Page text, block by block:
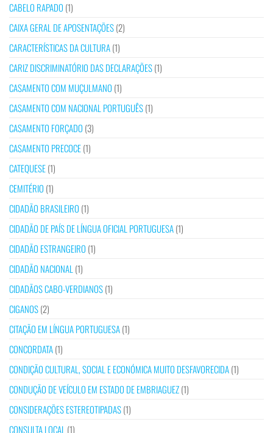
CABELO RAPADO (1)
CAIXA GERAL DE APOSENTAÇÕES(2)
CARACTERÍSTICAS DA CULTURA(1)
CARIZ DISCRIMINATÓRIO DAS DECLARAÇÕES(1)
CASAMENTO COM MUÇULMANO (1)
CASAMENTO COM NACIONAL PORTUGUÊS(1)
CASAMENTO FORÇADO (3)
CASAMENTO PRECOCE(1)
CATEQUESE(1)
CEMITÉRIO (1)
CIDADÃO BRASILEIRO (1)
CIDADÃO DE PAÍS DE LÍNGUA OFICIAL PORTUGUESA(1)
CIDADÃO ESTRANGEIRO (1)
CIDADÃO NACIONAL (1)
CIDADÃOS CABO-VERDIANOS(1)
CIGANOS(2)
CITAÇÃO EM LÍNGUA PORTUGUESA(1)
CONCORDATA(1)
CONDIÇÃO CULTURAL, SOCIAL E ECONÓMICA MUITO DESFAVORECIDA(1)
CONDUÇÃO DE VEÍCULO EM ESTADO DE EMBRIAGUEZ(1)
CONSIDERAÇÕES ESTEREOTIPADAS(1)
CONSULTA LOCAL (1)